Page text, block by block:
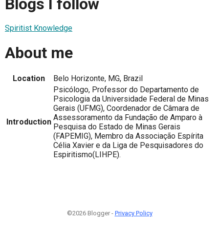
Blogs I follow
Spiritist Knowledge
About me
Location Belo Horizonte, MG, Brazil
Introduction
Psicólogo, Professor do Departamento de
Psicologia da Universidade Federal de Minas
Gerais (UFMG), Coordenador de Câmara de
Assessoramento da Fundação de Amparo à
Pesquisa do Estado de Minas Gerais
(FAPEMIG), Membro da Associação Espírita
Célia Xavier e da Liga de Pesquisadores do
Espiritismo(LIHPE).
©2026 Blogger - Privacy Policy